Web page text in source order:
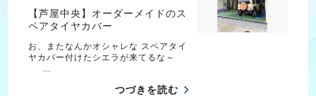
【芦屋中央】オーダーメイドのス
ペアタイヤカバー
お、またなんかオシャレな スペアタイ
ヤカバー付けたシエラが来てるな～
…
つづきを読む